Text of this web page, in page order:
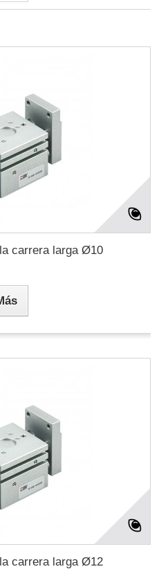
carrera larga Ø10
carrera larga Ø12